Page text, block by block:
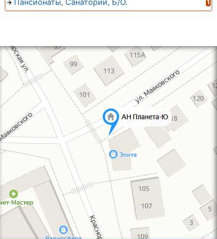
Пансионаты, Санатории, Б/О. 1